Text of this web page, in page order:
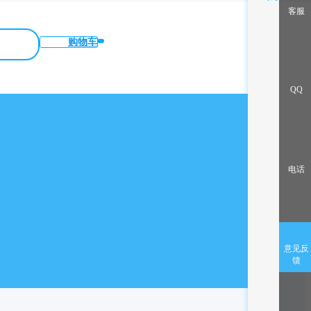
购物车
客服
QQ
电话
意见反
馈